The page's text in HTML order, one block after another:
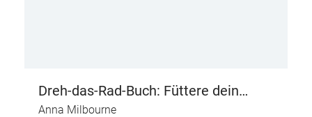
Dreh-das-Rad-Buch: Füttere dein
Monster
Anna Milbourne